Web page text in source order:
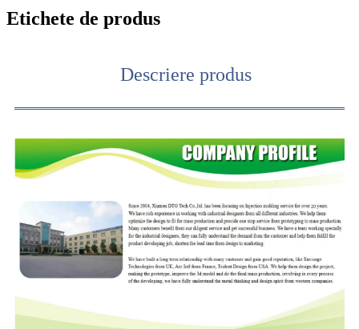
Etichete de produs
Descriere produs